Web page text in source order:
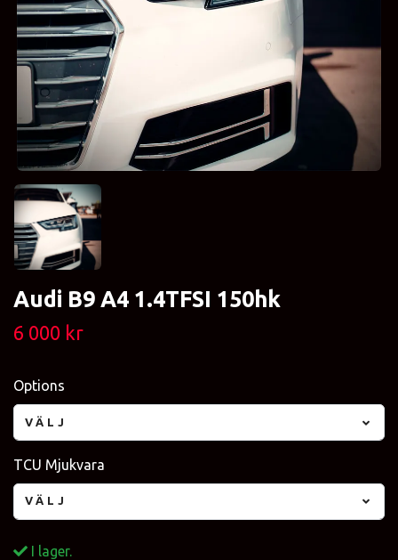
Audi B9 A4 1.4TFSI 150hk
6 000 kr
Options
VÄLJ
TCU Mjukvara
VÄLJ
I lager.